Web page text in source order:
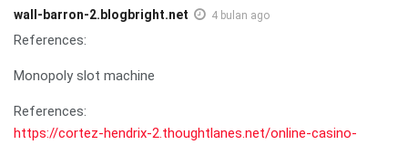
wall-barron-2.blogbright.net 4 bulan ago
References:
Monopoly slot machine
References:
https://cortez-hendrix-2.thoughtlanes.net/online-casino-